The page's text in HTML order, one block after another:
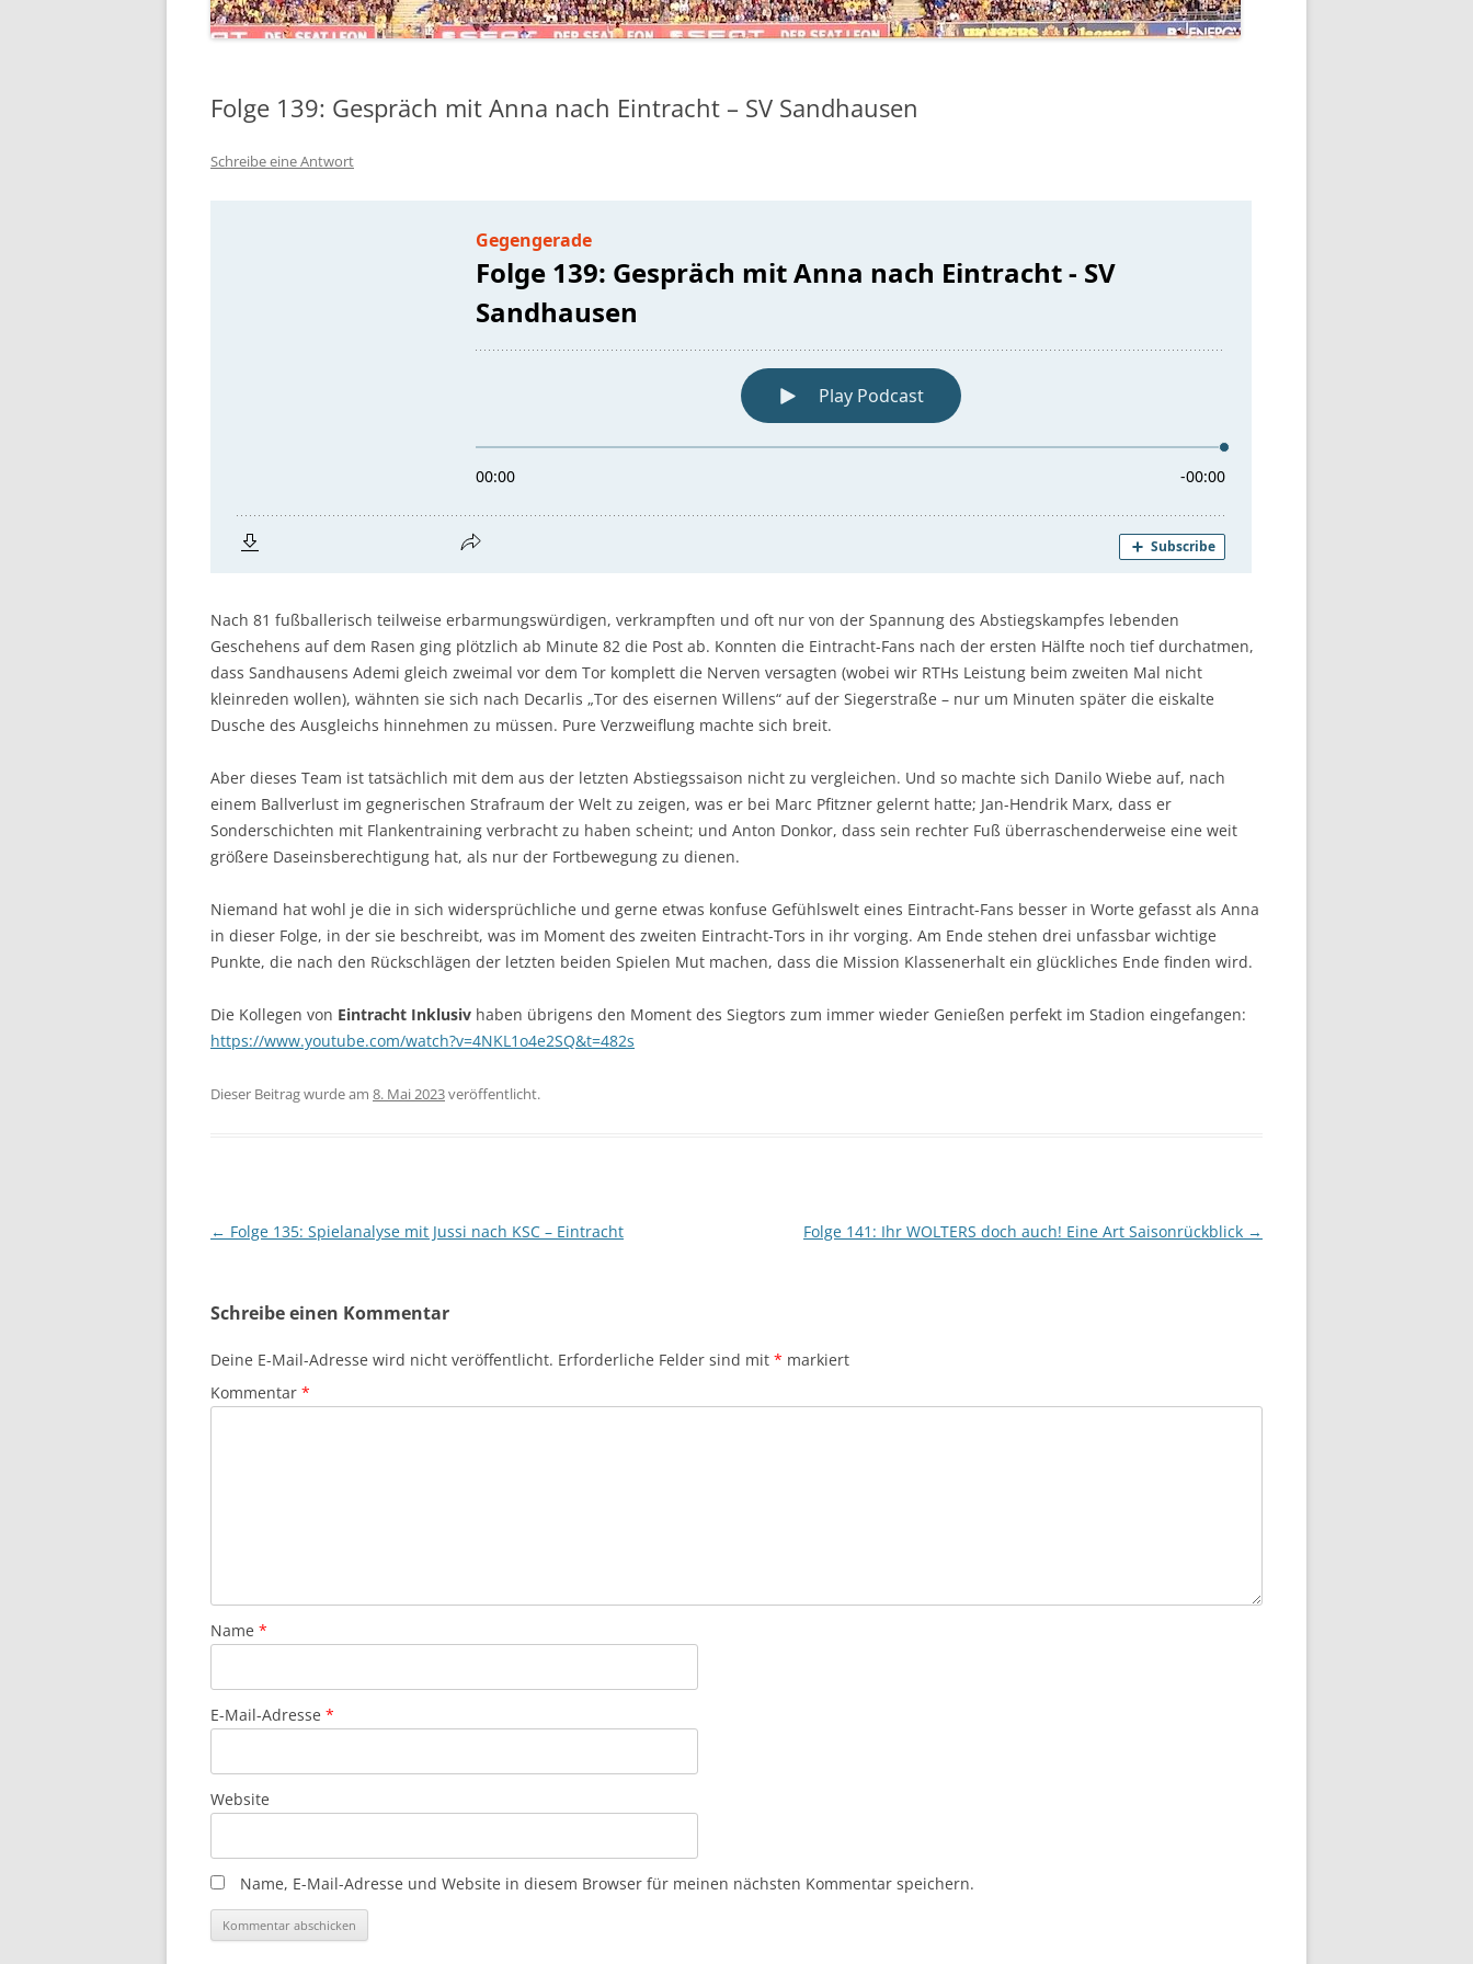
Folge 139: Gespräch mit Anna nach Eintracht – SV Sandhausen
Schreibe eine Antwort
Nach 81 fußballerisch teilweise erbarmungswürdigen, verkrampften und oft nur von der Spannung des Abstiegskampfes lebenden
Geschehens auf dem Rasen ging plötzlich ab Minute 82 die Post ab. Konnten die Eintracht-Fans nach der ersten Hälfte noch tief durchatmen,
dass Sandhausens Ademi gleich zweimal vor dem Tor komplett die Nerven versagten (wobei wir RTHs Leistung beim zweiten Mal nicht
kleinreden wollen), wähnten sie sich nach Decarlis „Tor des eisernen Willens“ auf der Siegerstraße – nur um Minuten später die eiskalte
Dusche des Ausgleichs hinnehmen zu müssen. Pure Verzweiflung machte sich breit.
Aber dieses Team ist tatsächlich mit dem aus der letzten Abstiegssaison nicht zu vergleichen. Und so machte sich Danilo Wiebe auf, nach
einem Ballverlust im gegnerischen Strafraum der Welt zu zeigen, was er bei Marc Pfitzner gelernt hatte; Jan-Hendrik Marx, dass er
Sonderschichten mit Flankentraining verbracht zu haben scheint; und Anton Donkor, dass sein rechter Fuß überraschenderweise eine weit
größere Daseinsberechtigung hat, als nur der Fortbewegung zu dienen.
Niemand hat wohl je die in sich widersprüchliche und gerne etwas konfuse Gefühlswelt eines Eintracht-Fans besser in Worte gefasst als Anna
in dieser Folge, in der sie beschreibt, was im Moment des zweiten Eintracht-Tors in ihr vorging. Am Ende stehen drei unfassbar wichtige
Punkte, die nach den Rückschlägen der letzten beiden Spielen Mut machen, dass die Mission Klassenerhalt ein glückliches Ende finden wird.
Die Kollegen von Eintracht Inklusiv haben übrigens den Moment des Siegtors zum immer wieder Genießen perfekt im Stadion eingefangen:
https://www.youtube.com/watch?v=4NKL1o4e2SQ&t=482s
Dieser Beitrag wurde am 8. Mai 2023veröffentlicht.
Beitragsnavigation
← Folge 135: Spielanalyse mit Jussi nach KSC – Eintracht Folge 141: Ihr WOLTERS doch auch! Eine Art Saisonrückblick →
Schreibe einen Kommentar
Deine E-Mail-Adresse wird nicht veröffentlicht. Erforderliche Felder sind mit * markiert
Kommentar *
Name *
E-Mail-Adresse *
Website
Name, E-Mail-Adresse und Website in diesem Browser für meinen nächsten Kommentar speichern.